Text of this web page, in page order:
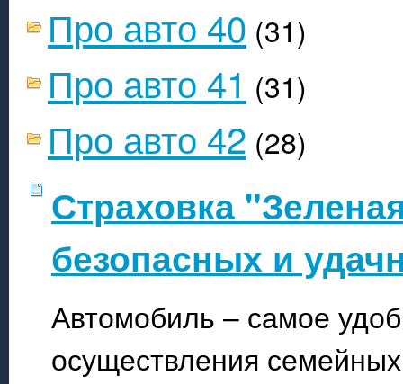
Про авто 40 (31)
Про авто 41 (31)
Про авто 42 (28)
Страховка
безопасных и
Автомобиль – самое
осуществления